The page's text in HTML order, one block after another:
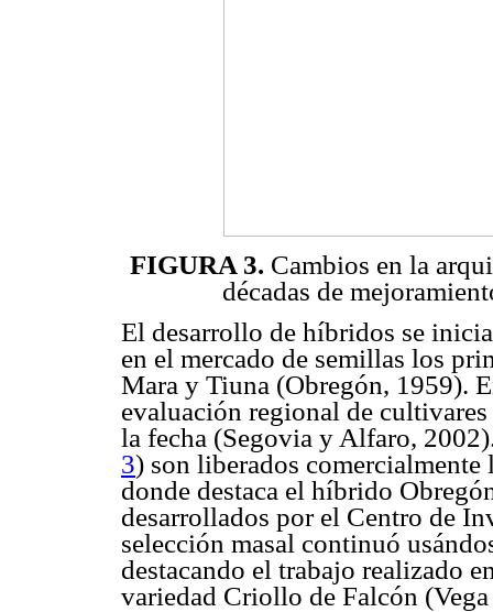
FIGURA 3. Cambios en la
décadas de
El desarrollo de híbridos se
en el mercado de semillas los
Mara y Tiuna (Obregón, 1959).
evaluación regional de
la fecha (Segovia y Alfaro,
3) son liberados
donde destaca el híbrido
desarrollados por el Centro de
selección masal continuó
destacando el trabajo realizado
variedad Criollo de Falcón